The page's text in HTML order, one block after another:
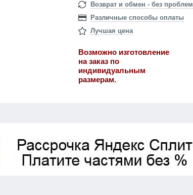
Возврат и обмен - без проблем
Различные способы оплаты
Лучшая цена
Возможно изготовление
на заказ по
индивидуальным
размерам.